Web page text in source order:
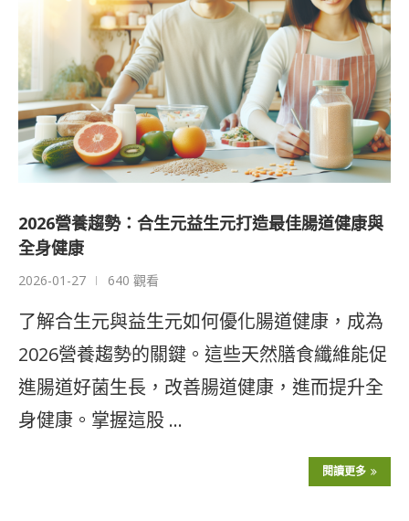
2026營養趨勢：合生元益生元打造最佳腸道健康與
全身健康
2026-01-27 640 觀看
了解合生元與益生元如何優化腸道健康，成為
2026營養趨勢的關鍵。這些天然膳食纖維能促
進腸道好菌生長，改善腸道健康，進而提升全
身健康。掌握這股 …
閱讀更多